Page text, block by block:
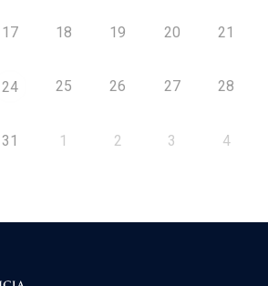
17 18 19 20 21
24 25 26 27 28
31 1 2 3 4